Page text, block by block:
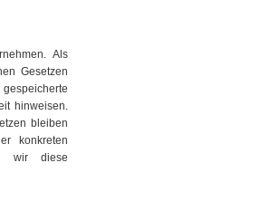
Als
Gesetzen
hinweisen.
bleiben
konkreten
wir diese